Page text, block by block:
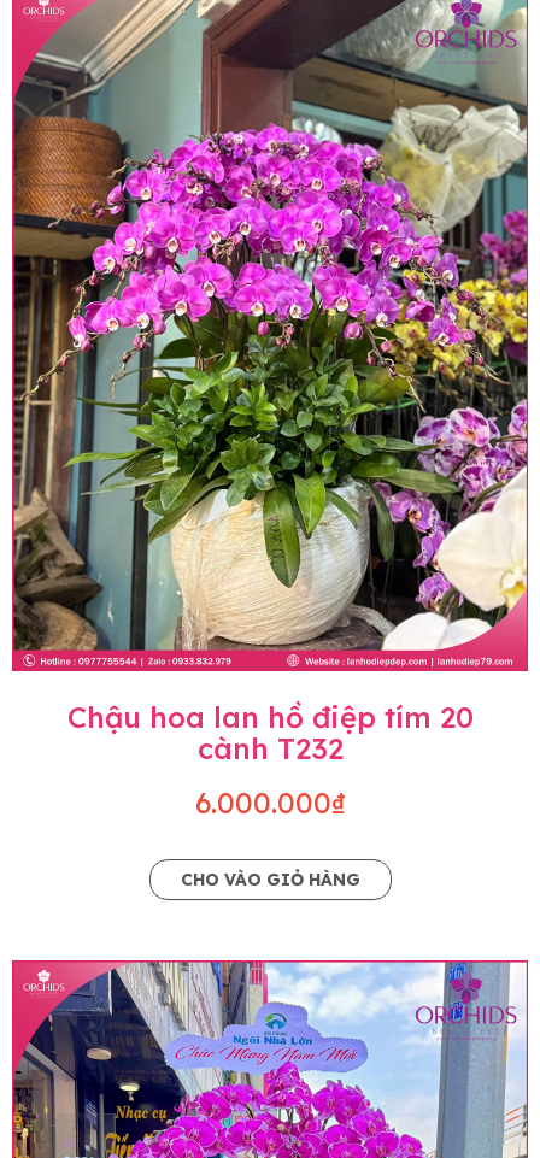
Chậu hoa lan hồ điệp tím 20
cành T232
6.000.000₫
CHO VÀO GIỎ HÀNG